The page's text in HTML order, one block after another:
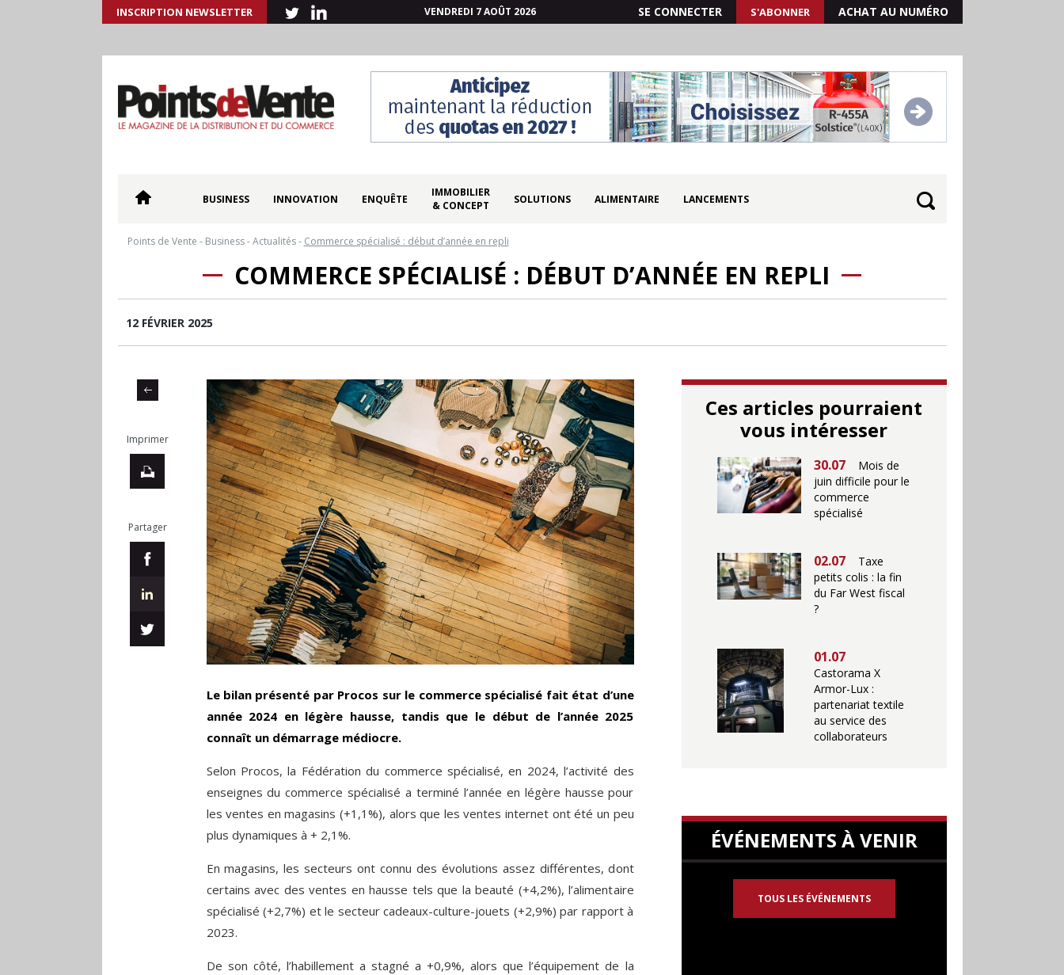
INSCRIPTION NEWSLETTER VENDREDI 7 AOÛT 2026 SE CONNECTER S'ABONNER ACHAT AU NUMÉRO
BUSINESS INNOVATION ENQUÊTE
IMMOBILIER
& CONCEPT
SOLUTIONS ALIMENTAIRE LANCEMENTS
Points de Vente - Business-Actualités- Commerce spécialisé : début d’année en repli
COMMERCE SPÉCIALISÉ : DÉBUT D’ANNÉE EN REPLI
12 FÉVRIER 2025
Imprimer
Partager
Le bilan présenté par Procos sur le commerce spécialisé fait état d’une
année 2024 en légère hausse, tandis que le début de l’année 2025
connaît un démarrage médiocre.
Selon Procos, la Fédération du commerce spécialisé, en 2024, l’activité des
enseignes du commerce spécialisé a terminé l’année en légère hausse pour
les ventes en magasins (+1,1%), alors que les ventes internet ont été un peu
plus dynamiques à + 2,1%.
En magasins, les secteurs ont connu des évolutions assez différentes, dont
certains avec des ventes en hausse tels que la beauté (+4,2%), l’alimentaire
spécialisé (+2,7%) et le secteur cadeaux-culture-jouets (+2,9%) par rapport à
2023.
De son côté, l’habillement a stagné a +0,9%, alors que l’équipement de la
Ces articles pourraient
vous intéresser
30.07
Mois de
juin difficile pour le
commerce
spécialisé
02.07
Taxe
petits colis : la fin
du Far West fiscal
?
01.07
Castorama X
Armor-Lux :
partenariat textile
au service des
collaborateurs
ÉVÉNEMENTS À VENIR
TOUS LES ÉVÉNEMENTS